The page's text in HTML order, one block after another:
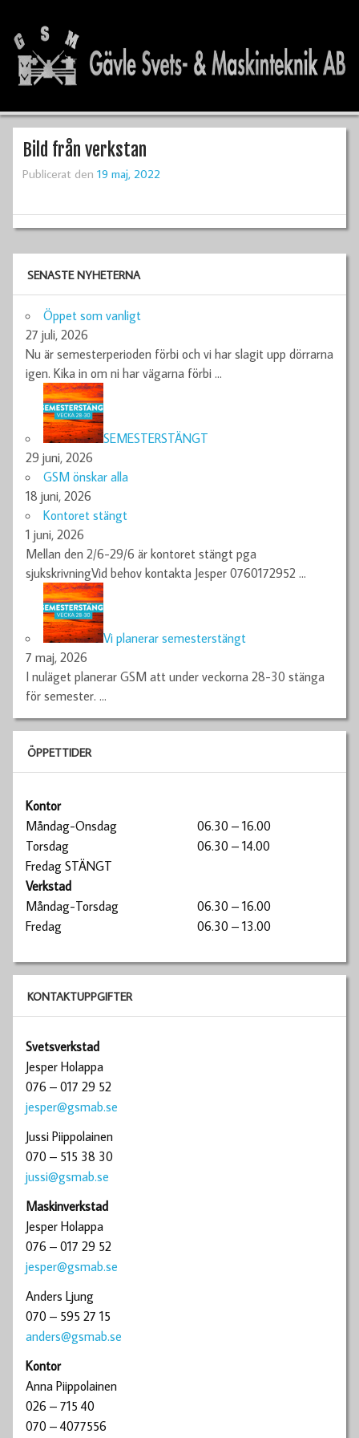
Bild från verkstan
Publicerat den 19 maj, 2022
SENASTE NYHETERNA
Öppet som vanligt
27 juli, 2026
Nu är semesterperioden förbi och vi har slagit upp dörrarna
igen. Kika in om ni har vägarna förbi …
SEMESTERSTÄNGT
29 juni, 2026
GSM önskar alla
18 juni, 2026
Kontoret stängt
1 juni, 2026
Mellan den 2/6-29/6 är kontoret stängt pga
sjukskrivningVid behov kontakta Jesper 0760172952 …
Vi planerar semesterstängt
7 maj, 2026
I nuläget planerar GSM att under veckorna 28-30 stänga
för semester. …
ÖPPETTIDER
Kontor
Måndag-Onsdag
06.30 – 16.00
Torsdag
06.30 – 14.00
Fredag STÄNGT
Verkstad
Måndag-Torsdag
06.30 – 16.00
Fredag
06.30 – 13.00
KONTAKTUPPGIFTER
Svetsverkstad
Jesper Holappa
076 – 017 29 52
jesper@gsmab.se
Jussi Piippolainen
070 – 515 38 30
jussi@gsmab.se
Maskinverkstad
Jesper Holappa
076 – 017 29 52
jesper@gsmab.se
Anders Ljung
070 – 595 27 15
anders@gsmab.se
Kontor
Anna Piippolainen
026 – 715 40
070 – 4077556